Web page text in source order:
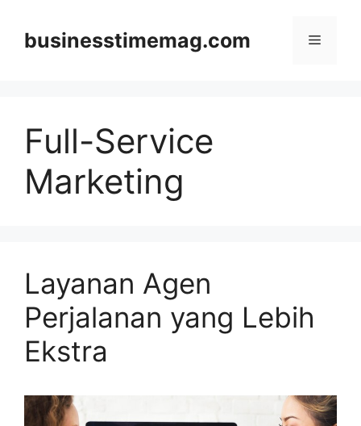
contentbusinesstimemag.com Menu
Full-Service
Marketing
Layanan Agen
Perjalanan yang Lebih
Ekstra